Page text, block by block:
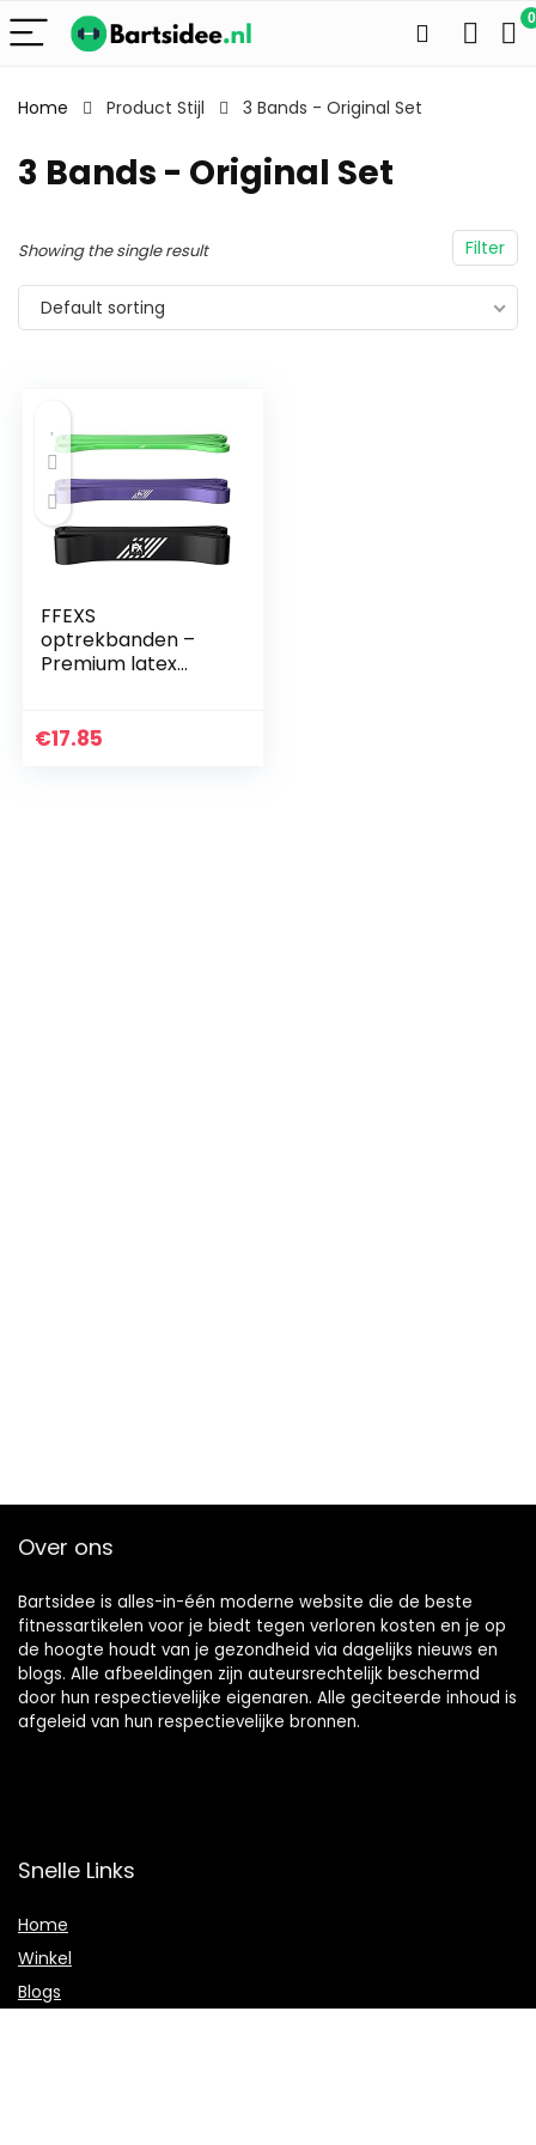
0
Home Product Stijl 3 Bands - Original Set
3 Bands - Original Set
Filter
Showing the single result
Default sorting
FFEXS
optrekbanden –
Premium latex
Stretching
€17.85
Over ons
Bartsidee is alles-in-één moderne website die de beste
fitnessartikelen voor je biedt tegen verloren kosten en je op
de hoogte houdt van je gezondheid via dagelijks nieuws en
blogs. Alle afbeeldingen zijn auteursrechtelijk beschermd
door hun respectievelijke eigenaren. Alle geciteerde inhoud is
afgeleid van hun respectievelijke bronnen.
Snelle Links
Home
Winkel
Blogs